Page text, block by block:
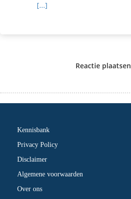
[...]
Reactie plaatsen
Kennisbank
Privacy Policy
Disclaimer
Algemene voorwaarden
Over ons